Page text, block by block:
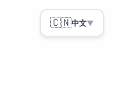
🇨🇳中文▼